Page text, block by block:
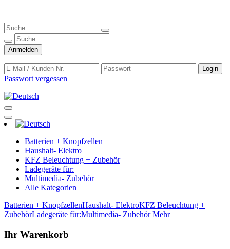
Anmelden
Login
Passwort vergessen
Batterien + Knopfzellen
Haushalt- Elektro
KFZ Beleuchtung + Zubehör
Ladegeräte für:
Multimedia- Zubehör
Alle Kategorien
Batterien + KnopfzellenHaushalt- ElektroKFZ Beleuchtung +
ZubehörLadegeräte für:Multimedia- Zubehör Mehr
Ihr Warenkorb